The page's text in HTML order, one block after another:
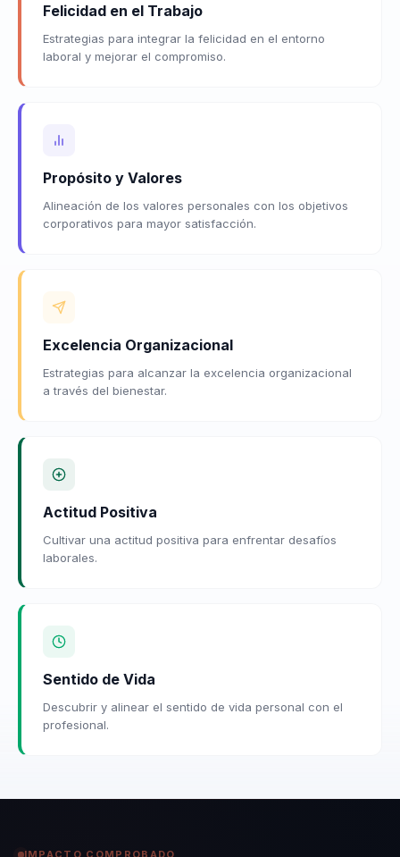
Felicidad en el Trabajo
Estrategias para integrar la felicidad en el entorno
laboral y mejorar el compromiso.
Propósito y Valores
Alineación de los valores personales con los objetivos
corporativos para mayor satisfacción.
Excelencia Organizacional
Estrategias para alcanzar la excelencia organizacional
a través del bienestar.
Actitud Positiva
Cultivar una actitud positiva para enfrentar desafíos
laborales.
Sentido de Vida
Descubrir y alinear el sentido de vida personal con el
profesional.
IMPACTO COMPROBADO